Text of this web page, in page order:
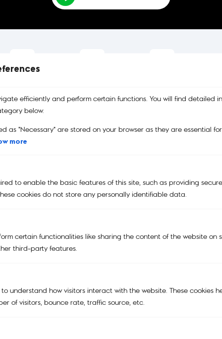
efficiently and perform certain functions. You will find detailed
below.
as "Necessary" are stored on your browser as they are essential
more
to enable the basic features of this site, such as providing
cookies do not store any personally identifiable data.
certain functionalities like sharing the content of the website on
third-party features.
understand how visitors interact with the website. These cookies
of visitors, bounce rate, traffic source, etc.
100%
Main Menu
KIPLING | SMILEY®
BAGS
SALE